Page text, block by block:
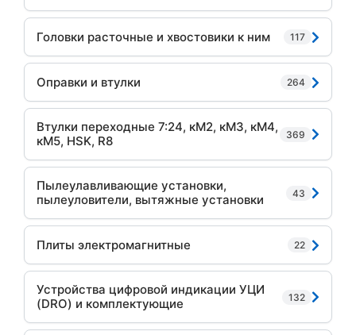
Головки расточные и хвостовики к ним 117
Оправки и втулки 264
Втулки переходные 7:24, кМ2, кМ3, кМ4,
кМ5, HSK, R8
369
Пылеулавливающие установки,
пылеуловители, вытяжные установки
43
Плиты электромагнитные 22
Устройства цифровой индикации УЦИ
(DRO) и комплектующие
132